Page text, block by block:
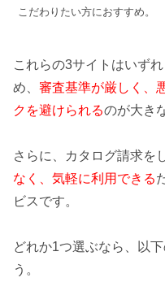
こだわりたい方におすすめ。
これらの3サイトはいず
め、 審査基準が厳しく、
クを避けられるのが大き
さらに、カタログ請求を
なく、気軽に利用できる
ビスです。
どれか1つ選ぶなら、以
う。